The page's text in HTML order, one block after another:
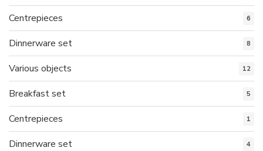
Centrepieces 6
Dinnerware set 8
Various objects 12
Breakfast set 5
Centrepieces 1
Dinnerware set 4